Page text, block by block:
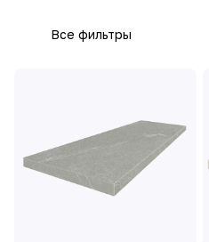
Все фильтры